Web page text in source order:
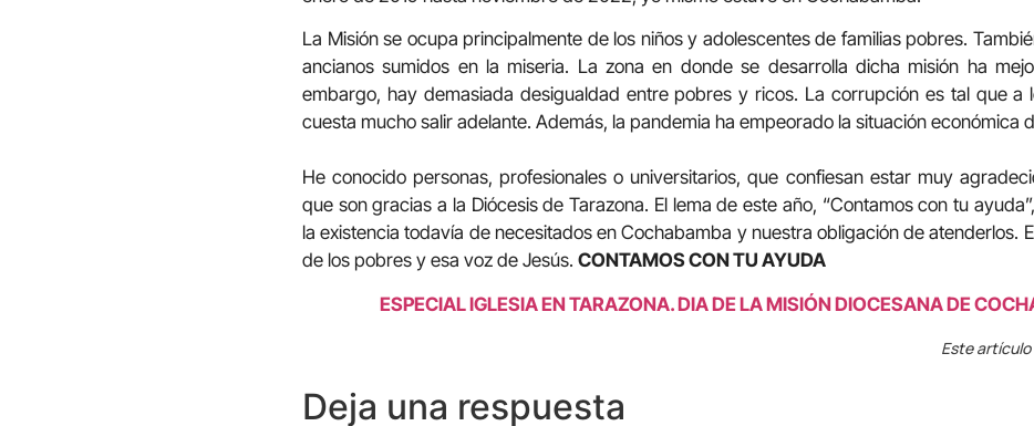
La Misión se ocupa principalmente de los niños y adolescentes de familias pobres.
ancianos sumidos en la miseria. La zona en donde se desarrolla dicha misión ha
embargo, hay demasiada desigualdad entre pobres y ricos. La corrupción es tal que a
cuesta mucho salir adelante. Además, la pandemia ha empeorado la situación económica
He conocido personas, profesionales o universitarios, que confiesan estar muy
que son gracias a la Diócesis de Tarazona. El lema de este año, “Contamos con tu
la existencia todavía de necesitados en Cochabamba y nuestra obligación de atenderlos.
de los pobres y esa voz de Jesús. CONTAMOS CON TU AYUDA
ESPECIAL IGLESIA EN TARAZONA. DIA DE LA MISIÓN DIOCESANA DE
Este artículo
Deja una respuesta